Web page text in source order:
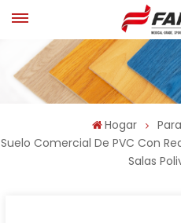
Hogar
Suelo Comercial De PVC Con
Salas